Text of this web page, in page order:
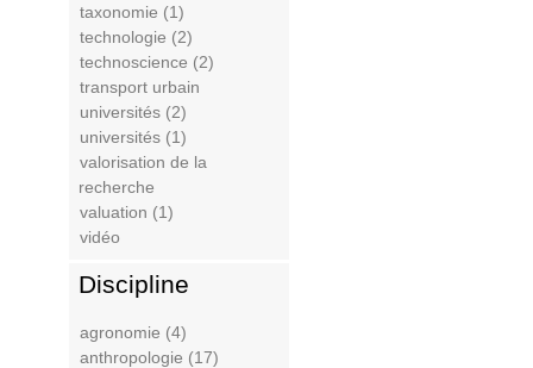
taxonomie (1)
technologie (2)
technoscience (2)
transport urbain
universités (2)
universités (1)
valorisation de la
recherche
valuation (1)
vidéo
Discipline
agronomie (4)
anthropologie (17)